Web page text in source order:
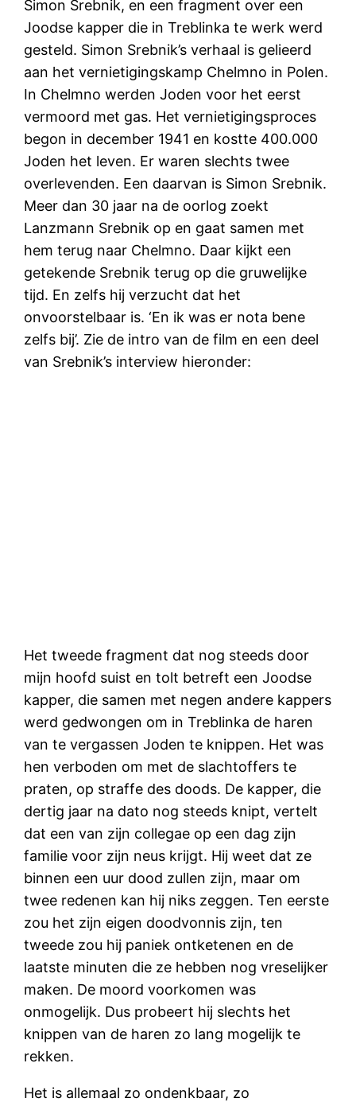
Simon Srebnik, en een fragment over een
Joodse kapper die in Treblinka te werk werd
gesteld. Simon Srebnik’s verhaal is gelieerd
aan het vernietigingskamp Chelmno in Polen.
In Chelmno werden Joden voor het eerst
vermoord met gas. Het vernietigingsproces
begon in december 1941 en kostte 400.000
Joden het leven. Er waren slechts twee
overlevenden. Een daarvan is Simon Srebnik.
Meer dan 30 jaar na de oorlog zoekt
Lanzmann Srebnik op en gaat samen met
hem terug naar Chelmno. Daar kijkt een
getekende Srebnik terug op die gruwelijke
tijd. En zelfs hij verzucht dat het
onvoorstelbaar is. ‘En ik was er nota bene
zelfs bij’. Zie de intro van de film en een deel
van Srebnik’s interview hieronder:
Het tweede fragment dat nog steeds door
mijn hoofd suist en tolt betreft een Joodse
kapper, die samen met negen andere kappers
werd gedwongen om in Treblinka de haren
van te vergassen Joden te knippen. Het was
hen verboden om met de slachtoffers te
praten, op straffe des doods. De kapper, die
dertig jaar na dato nog steeds knipt, vertelt
dat een van zijn collegae op een dag zijn
familie voor zijn neus krijgt. Hij weet dat ze
binnen een uur dood zullen zijn, maar om
twee redenen kan hij niks zeggen. Ten eerste
zou het zijn eigen doodvonnis zijn, ten
tweede zou hij paniek ontketenen en de
laatste minuten die ze hebben nog vreselijker
maken. De moord voorkomen was
onmogelijk. Dus probeert hij slechts het
knippen van de haren zo lang mogelijk te
rekken.
Het is allemaal zo ondenkbaar, zo